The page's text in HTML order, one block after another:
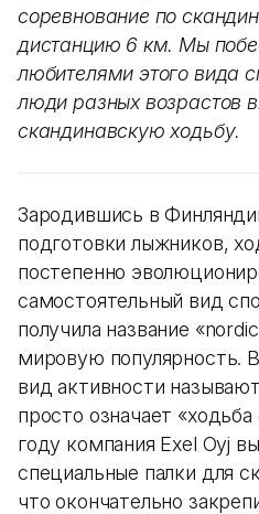
соревнование по
дистанцию 6 км. Мы
любителями этого вида
люди разных возрастов
скандинавскую ходьбу.
Зародившись в
подготовки лыжников,
постепенно
самостоятельный вид
получила название
мировую популярность.
вид активности
просто означает
году компания Exel Oyj
специальные палки для
что окончательно